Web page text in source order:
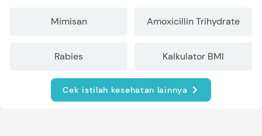
Mimisan Amoxicillin Trihydrate
Rabies Kalkulator BMI
Cek istilah kesehatan lainnya